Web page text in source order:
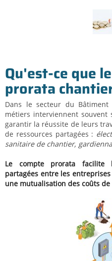
Qu'est-ce que
prorata
Dans le secteur du
métiers interviennent souvent
garantir la réussite de leurs
de ressources partagées :
sanitaire de chantier,
Le compte prorata facilite
partagées entre les
une mutualisation des coûts